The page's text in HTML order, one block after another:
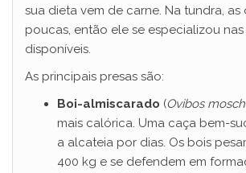
sua dieta vem de carne. Na tundra, as
poucas, então ele se especializou
disponíveis.
As principais presas são:
Boi-almiscarado (Ovibos
mais calórica. Uma caça bem-
a alcateia por dias. Os bois
400 kg e se defendem em